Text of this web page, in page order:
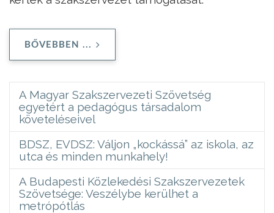
BŐVEBBEN ...
A Magyar Szakszervezeti Szövetség
egyetért a pedagógus társadalom
követeléseivel
BDSZ, EVDSZ: Váljon „kockássá” az iskola, az
utca és minden munkahely!
A Budapesti Közlekedési Szakszervezetek
Szövetsége: Veszélybe kerülhet a
metrópótlás